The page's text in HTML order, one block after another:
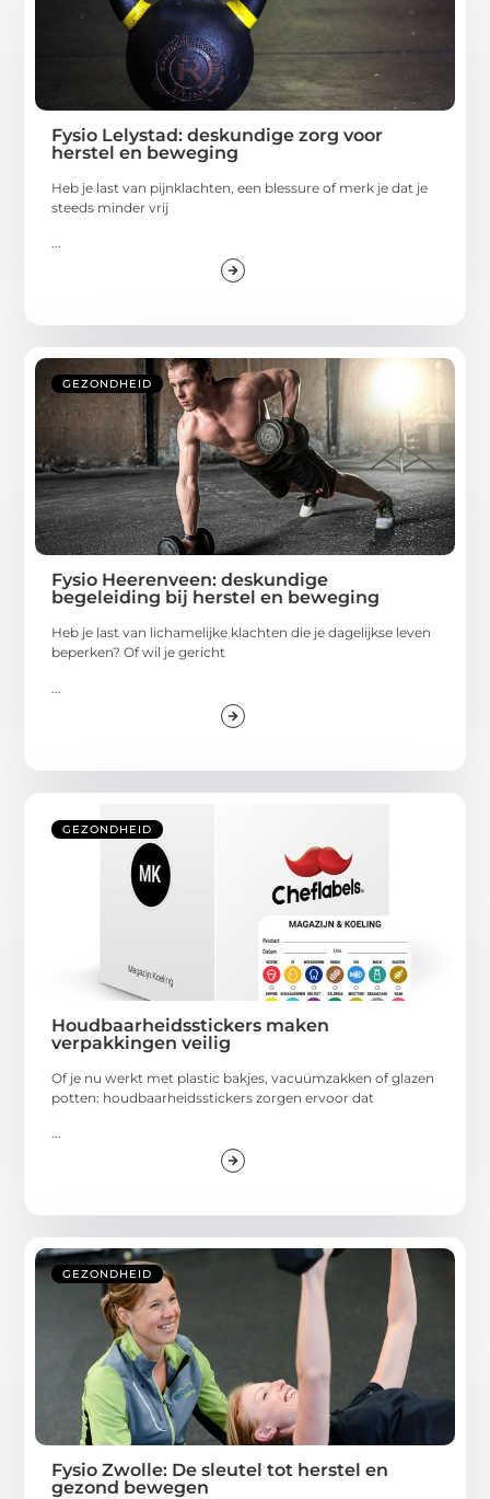
Fysio Lelystad: deskundige zorg voor
herstel en beweging
Heb je last van pijnklachten, een blessure of merk je dat je
steeds minder vrij
...
GEZONDHEID
Fysio Heerenveen: deskundige
begeleiding bij herstel en beweging
Heb je last van lichamelijke klachten die je dagelijkse leven
beperken? Of wil je gericht
GEZONDHEID
Houdbaarheidsstickers maken
verpakkingen veilig
Of je nu werkt met plastic bakjes, vacuümzakken of glazen
potten: houdbaarheidsstickers zorgen ervoor dat
...
GEZONDHEID
Fysio Zwolle: De sleutel tot herstel en
gezond bewegen